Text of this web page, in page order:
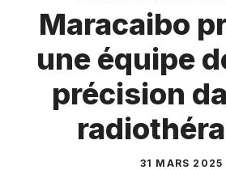
Maracaibo
une équipe
précision
31 MARS 2025